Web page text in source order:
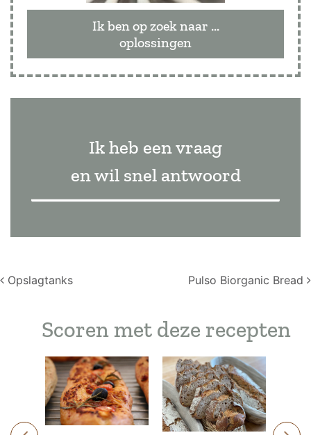
Ik ben op zoek naar ...
oplossingen
Ik heb een vraag
en wil snel antwoord
Post navigation
Opslagtanks Pulso Biorganic Bread
Scoren met deze recepten